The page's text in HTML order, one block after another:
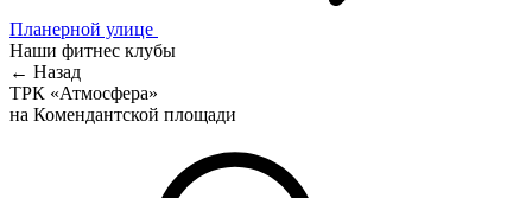
Планерной улице
Наши фитнес клубы
← Назад
ТРК «Атмосфера»
на Комендантской площади